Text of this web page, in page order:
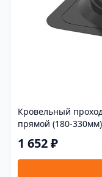
Кровельный
прямой (180-
1 652 ₽